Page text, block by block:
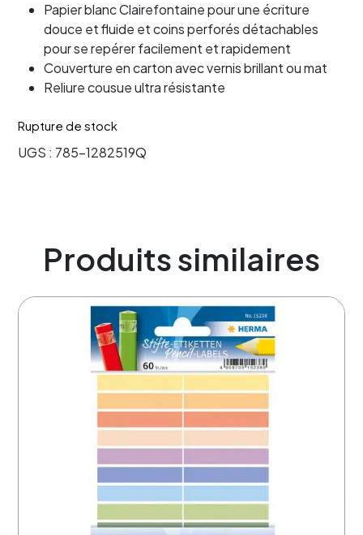
Papier blanc Clairefontaine pour une écriture
douce et fluide et coins perforés détachables
pour se repérer facilement et rapidement
Couverture en carton avec vernis brillant ou mat
Reliure cousue ultra résistante
Rupture de stock
UGS : 785-1282519Q
Produits similaires